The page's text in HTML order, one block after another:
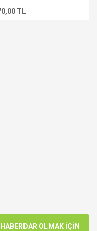
TL
OLMAK İÇİN